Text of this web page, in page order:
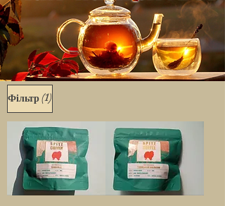
Фільтр(1)